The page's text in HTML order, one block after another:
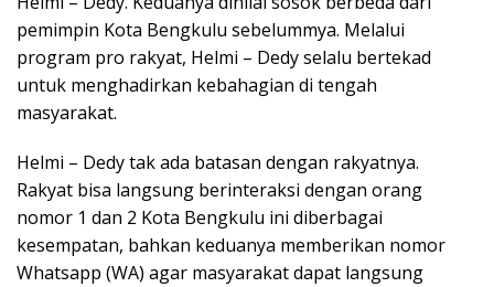
pemimpin Kota Bengkulu sebelummya. Melalui
program pro rakyat, Helmi – Dedy selalu bertekad
untuk menghadirkan kebahagian di tengah
masyarakat.
Helmi – Dedy tak ada batasan dengan rakyatnya.
Rakyat bisa langsung berinteraksi dengan orang
nomor 1 dan 2 Kota Bengkulu ini diberbagai
kesempatan, bahkan keduanya memberikan nomor
Whatsapp (WA) agar masyarakat dapat langsung